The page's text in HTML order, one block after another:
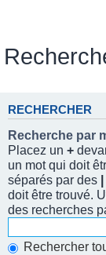
RECHERCHER
Recherche par
Placez un +
un mot qui doit
séparés par des
doit être trouvé.
des recherches
Rechercher